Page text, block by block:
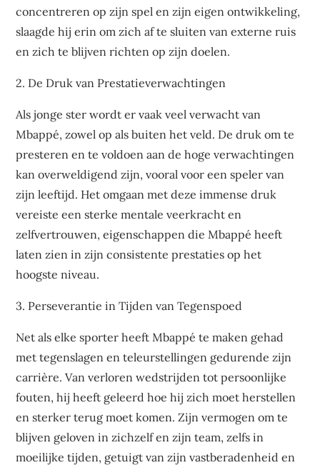
concentreren op zijn spel en zijn eigen ontwikkeling,
slaagde hij erin om zich af te sluiten van externe ruis
en zich te blijven richten op zijn doelen.
2. De Druk van Prestatieverwachtingen
Als jonge ster wordt er vaak veel verwacht van
Mbappé, zowel op als buiten het veld. De druk om te
presteren en te voldoen aan de hoge verwachtingen
kan overweldigend zijn, vooral voor een speler van
zijn leeftijd. Het omgaan met deze immense druk
vereiste een sterke mentale veerkracht en
zelfvertrouwen, eigenschappen die Mbappé heeft
laten zien in zijn consistente prestaties op het
hoogste niveau.
3. Perseverantie in Tijden van Tegenspoed
Net als elke sporter heeft Mbappé te maken gehad
met tegenslagen en teleurstellingen gedurende zijn
carrière. Van verloren wedstrijden tot persoonlijke
fouten, hij heeft geleerd hoe hij zich moet herstellen
en sterker terug moet komen. Zijn vermogen om te
blijven geloven in zichzelf en zijn team, zelfs in
moeilijke tijden, getuigt van zijn vastberadenheid en